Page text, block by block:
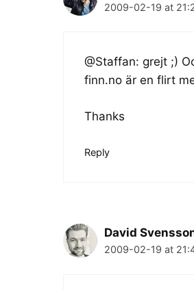
2009-02-19 at
@Staffan: grejt ;)
finn.no är en flirt
Thanks
Reply
David
2009-02-19 at